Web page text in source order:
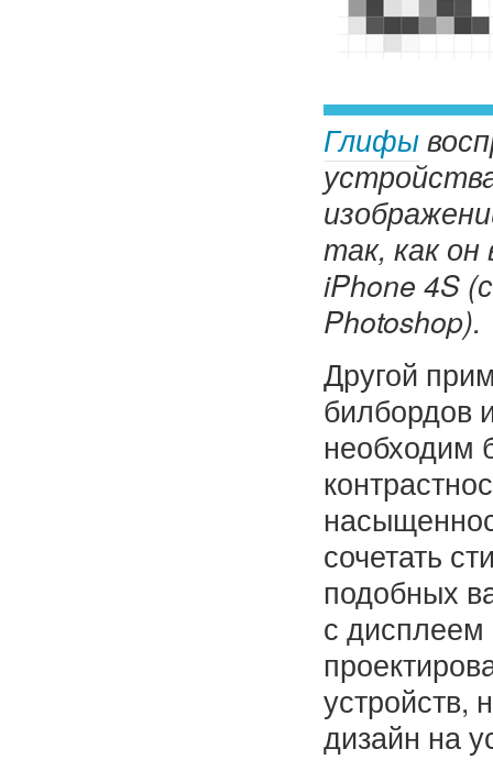
Глифы
так, как он
iPhone 4S
Photoshop).
Другой
билбордов
необходим
сочетать
подобных
с дисплеем
устройств,
дизайн на